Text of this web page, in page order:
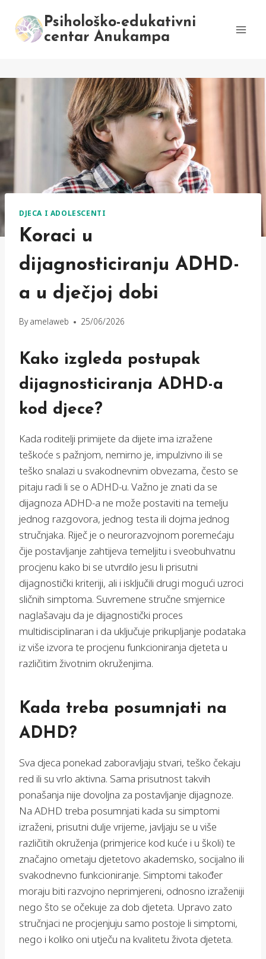
content
Psihološko-edukativni
centar Anukampa
DJECA I ADOLESCENTI
Koraci u
dijagnosticiranju ADHD-
a u dječjoj dobi
By amelaweb 25/06/2026
Kako izgleda postupak
dijagnosticiranja ADHD-a
kod djece?
Kada roditelji primijete da dijete ima izražene
teškoće s pažnjom, nemirno je, impulzivno ili se
teško snalazi u svakodnevnim obvezama, često se
pitaju radi li se o ADHD-u. Važno je znati da se
dijagnoza ADHD-a ne može postaviti na temelju
jednog razgovora, jednog testa ili dojma jednog
stručnjaka. Riječ je o neurorazvojnom poremećaju
čije postavljanje zahtijeva temeljitu i sveobuhvatnu
procjenu kako bi se utvrdilo jesu li prisutni
dijagnostički kriteriji, ali i isključili drugi mogući uzroci
sličnih simptoma. Suvremene stručne smjernice
naglašavaju da je dijagnostički proces
multidisciplinaran i da uključuje prikupljanje podataka
iz više izvora te procjenu funkcioniranja djeteta u
različitim životnim okruženjima.
Kada treba posumnjati na
ADHD?
Sva djeca ponekad zaboravljaju stvari, teško čekaju
red ili su vrlo aktivna. Sama prisutnost takvih
ponašanja nije dovoljna za postavljanje dijagnoze.
Na ADHD treba posumnjati kada su simptomi
izraženi, prisutni dulje vrijeme, javljaju se u više
različitih okruženja (primjerice kod kuće i u školi) te
značajno ometaju djetetovo akademsko, socijalno ili
svakodnevno funkcioniranje. Simptomi također
moraju biti razvojno neprimjereni, odnosno izraženiji
nego što se očekuje za dob djeteta. Upravo zato
stručnjaci ne procjenjuju samo postoje li simptomi,
nego i koliko oni utječu na kvalitetu života djeteta.